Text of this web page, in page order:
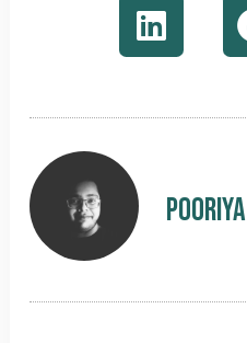
Pooriya